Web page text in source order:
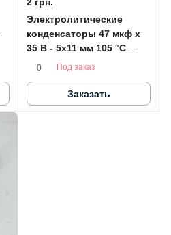
Электролитические
конденсаторы 47 мкф x
35 В - 5x11 мм 105 °C
SAMWHA
0 Под заказ
Заказать